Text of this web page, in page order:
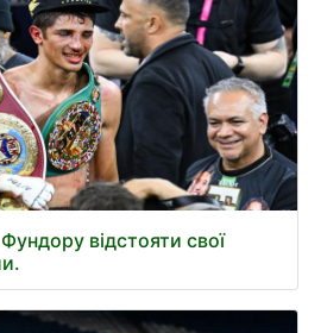
відстояти свої